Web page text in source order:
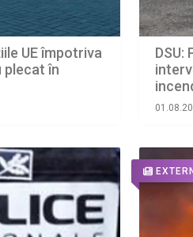
UE împotriva
plecat în
DSU: